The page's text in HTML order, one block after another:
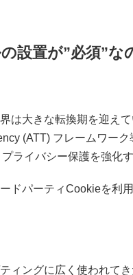
設置が”必須”
は大きな転換期を迎え
(ATT) フレームワー
ライバシー保護を強化
ドパーティCookieを利
ィングに広く使われて